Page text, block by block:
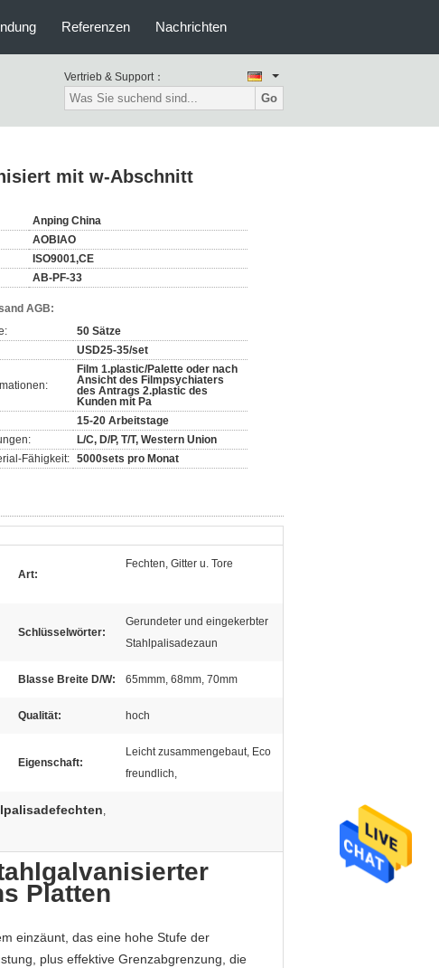
Referenzen Nachrichten
Vertrieb & Support：
Go
mit w-Abschnitt
Anping China
AOBIAO
ISO9001,CE
AB-PF-33
AGB:
50 Sätze
USD25-35/set
Film 1.plastic/Palette oder nach
Ansicht des Filmpsychiaters
des Antrags 2.plastic des
Kunden mit Pa
15-20 Arbeitstage
L/C, D/P, T/T, Western Union
Fähigkeit: 5000sets pro Monat
Art:
Fechten, Gitter u. Tore
Schlüsselwörter:
Gerundeter und eingekerbter
Stahlpalisadezaun
Blasse Breite D/W: 65mmm, 68mm, 70mm
Qualität: hoch
Eigenschaft:
Leicht zusammengebaut, Eco
freundlich,
,
Platten
einzäunt, das eine hohe Stufe der
plus effektive Grenzabgrenzung, die